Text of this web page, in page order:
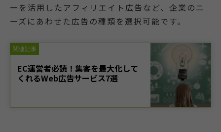
ーを活用したアフィリエイト広告など、企業のニ
ーズにあわせた広告の種類を選択可能です。